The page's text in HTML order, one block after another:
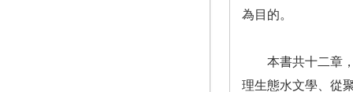
為目的。
本書共十二章，
理生態水文學、從